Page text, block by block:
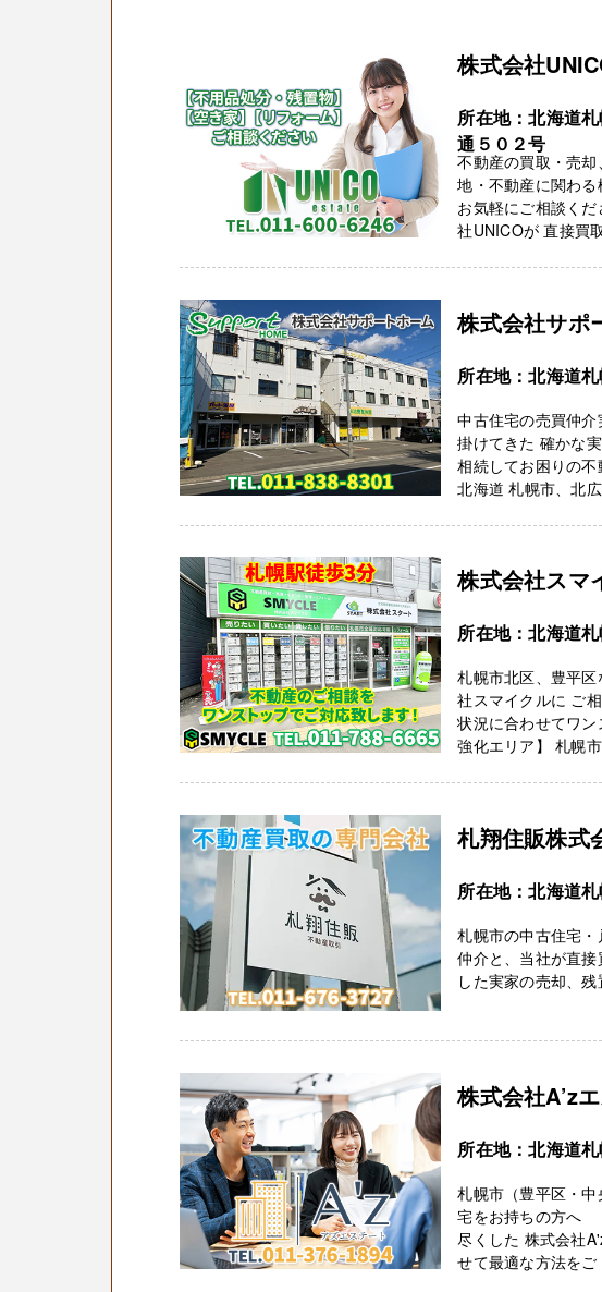
株式会社
所在地：北海道
通５０２号
不動産の買取・売
地・不動産に関わ
お気軽にご相談く
社UNICOが 直接買
株式会社サポ
所在地：北海道
中古住宅の売買仲
掛けてきた 確かな
相続してお困りの
北海道 札幌市、北
株式会社スマ
所在地：北海道
札幌市北区、豊平
社スマイクルに ご
状況に合わせてワ
強化エリア】 札幌
札翔住販株式
所在地：北海道
札幌市の中古住宅
仲介と、当社が直
した実家の売却、
株式会社A’z
所在地：北海道
札幌市（豊平区・
宅をお持ちの方へ
尽くした 株式会社
せて最適な方法をご